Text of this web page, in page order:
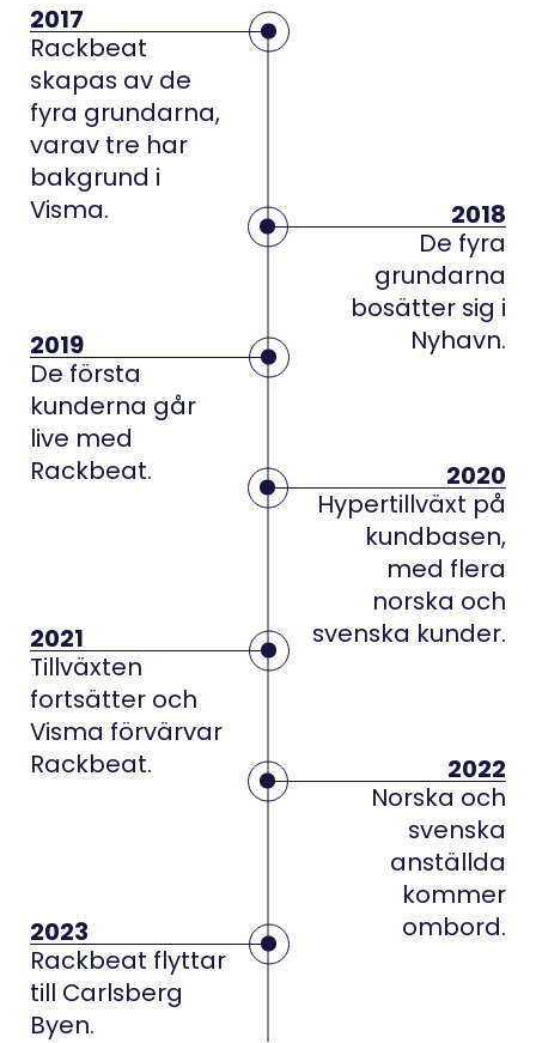
2017
Rackbeat
skapas av de
fyra grundarna,
varav tre har
bakgrund i
Visma.
2018
De fyra
grundarna
bosätter sig i
Nyhavn.
2019
De första
kunderna går
live med
Rackbeat.
2020
Hypertillväxt på
kundbasen,
med flera
norska och
svenska kunder.
2021
Tillväxten
fortsätter och
Visma förvärvar
Rackbeat.
2022
Norska och
svenska
anställda
kommer
ombord.
2023
Rackbeat flyttar
till Carlsberg
Byen.